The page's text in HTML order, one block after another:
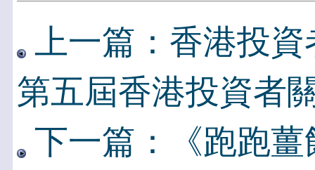
上一篇：香港投
第五屆香港投資者
下一篇：《跑跑